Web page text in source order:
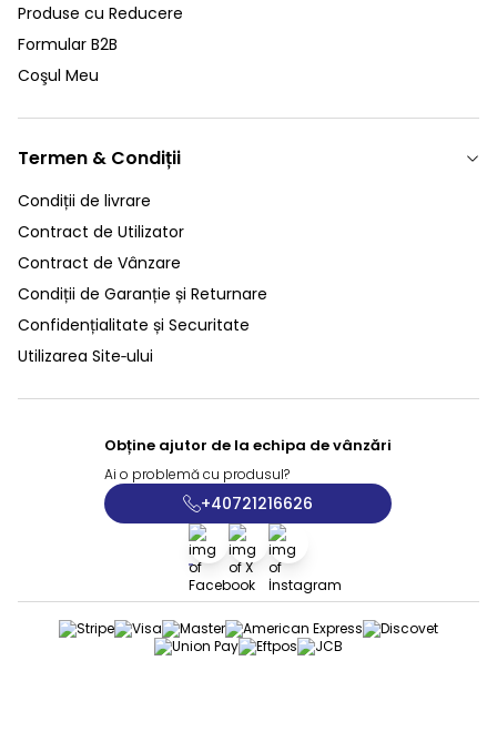
Produse cu Reducere
Formular B2B
Coşul Meu
Termen & Condiții
Condiții de livrare
Contract de Utilizator
Contract de Vânzare
Condiții de Garanție și Returnare
Confidențialitate și Securitate
Utilizarea Site‑ului
Obține ajutor de la echipa de vânzări
Ai o problemă cu produsul?
+40721216626
Facebook
X İnstagram